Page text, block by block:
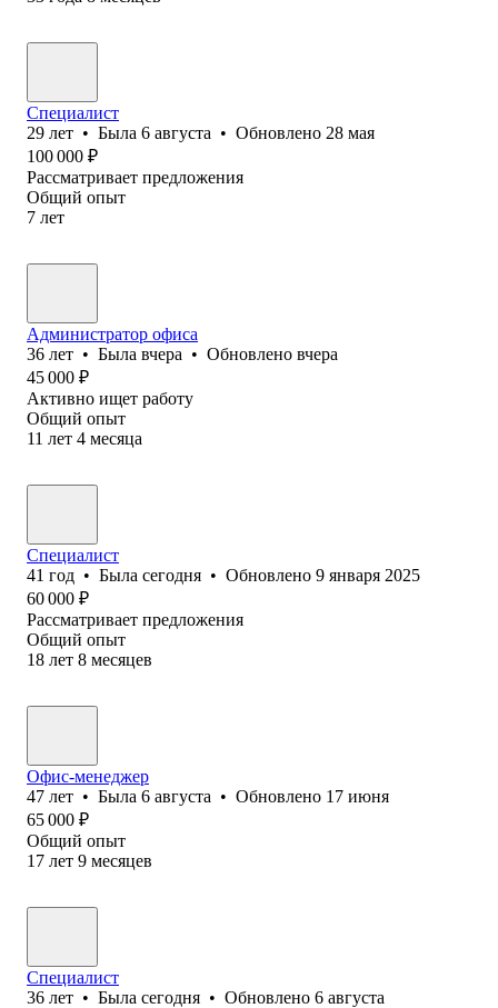
Специалист
29 лет • Была 6 августа • Обновлено 28 мая
100 000 ₽
Рассматривает предложения
Общий опыт
7 лет
Администратор офиса
36 лет • Была вчера • Обновлено вчера
45 000 ₽
Активно ищет работу
Общий опыт
11 лет 4 месяца
Специалист
41 год • Была сегодня • Обновлено 9 января 2025
60 000 ₽
Рассматривает предложения
Общий опыт
18 лет 8 месяцев
Офис-менеджер
47 лет • Была 6 августа • Обновлено 17 июня
65 000 ₽
Общий опыт
17 лет 9 месяцев
Специалист
36 лет • Была сегодня • Обновлено 6 августа